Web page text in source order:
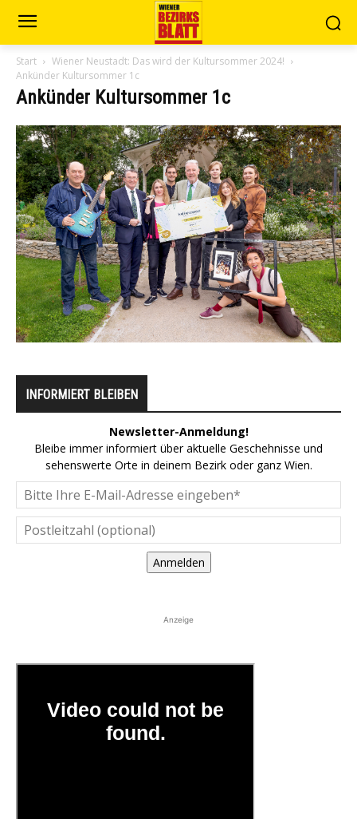
Start
Wiener Neustadt: Das wird der Kultursommer 2024!
Ankünder Kultursommer 1c
Ankünder Kultursommer 1c
INFORMIERT BLEIBEN
Newsletter-Anmeldung!
Bleibe immer informiert über aktuelle Geschehnisse und
sehenswerte Orte in deinem Bezirk oder ganz Wien.
Anmelden
Anzeige